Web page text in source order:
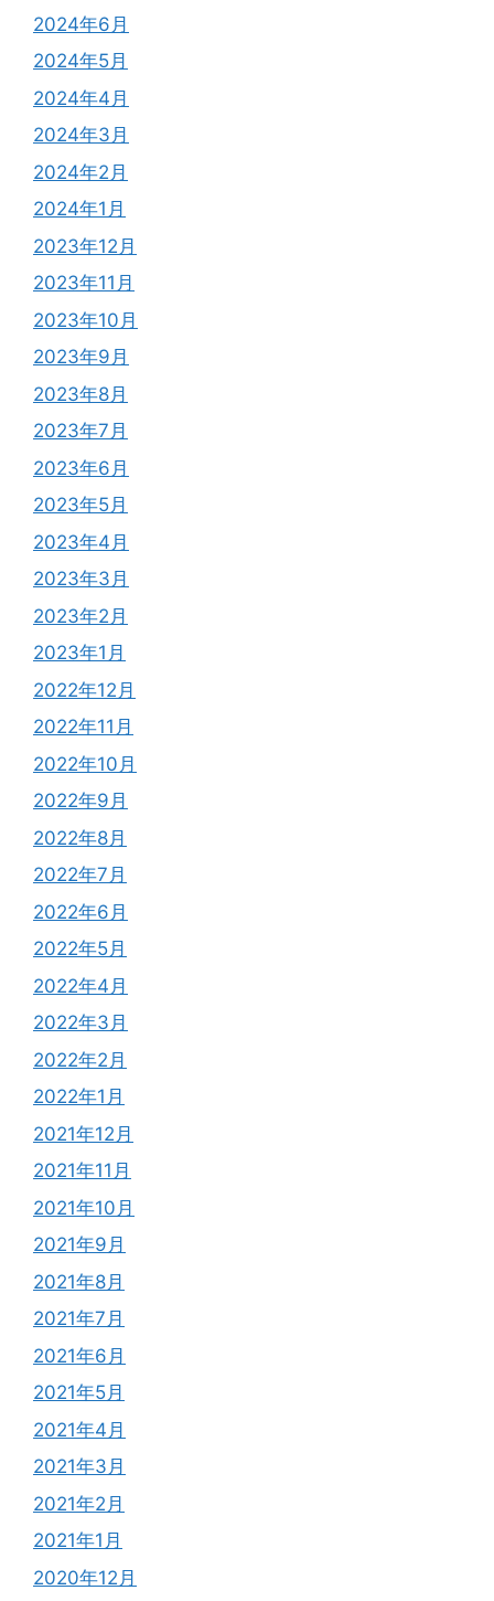
2024年6月
2024年5月
2024年4月
2024年3月
2024年2月
2024年1月
2023年12月
2023年11月
2023年10月
2023年9月
2023年8月
2023年7月
2023年6月
2023年5月
2023年4月
2023年3月
2023年2月
2023年1月
2022年12月
2022年11月
2022年10月
2022年9月
2022年8月
2022年7月
2022年6月
2022年5月
2022年4月
2022年3月
2022年2月
2022年1月
2021年12月
2021年11月
2021年10月
2021年9月
2021年8月
2021年7月
2021年6月
2021年5月
2021年4月
2021年3月
2021年2月
2021年1月
2020年12月